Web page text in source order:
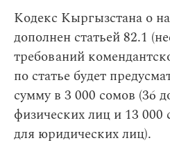
Кодекс Кыргызстана о
дополнен статьей 82.1
требований
по статье будет
сумму в 3 000 сомов (36
физических лиц и 13 000
для юридических лиц).